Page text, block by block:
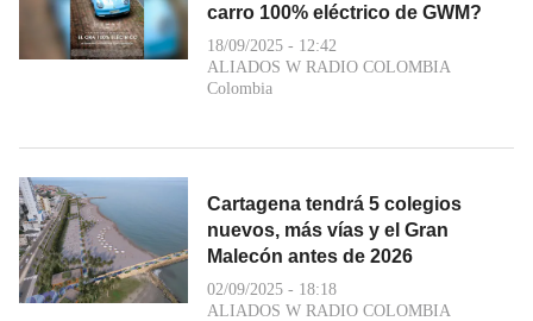
carro 100% eléctrico de GWM?
18/09/2025 - 12:42
ALIADOS W RADIO COLOMBIA
Colombia
Cartagena tendrá 5 colegios
nuevos, más vías y el Gran
Malecón antes de 2026
02/09/2025 - 18:18
ALIADOS W RADIO COLOMBIA